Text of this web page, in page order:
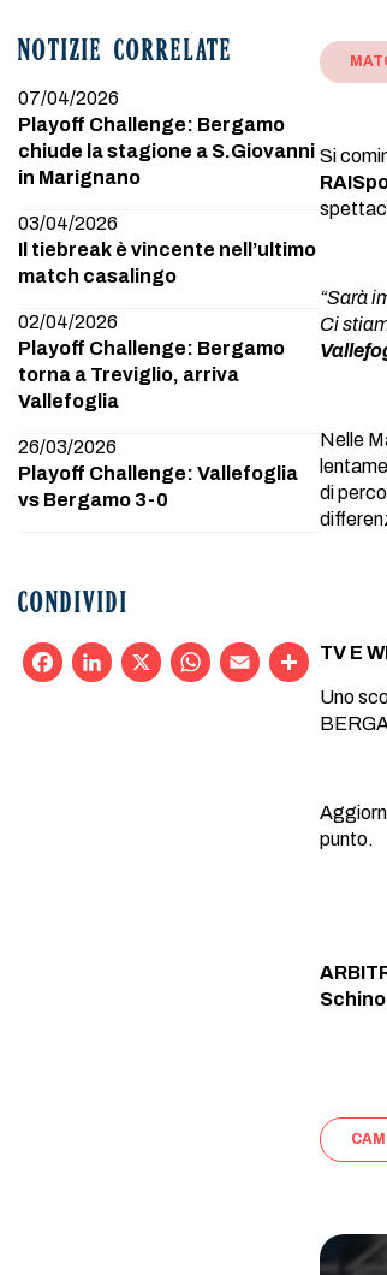
NOTIZIE CORRELATE
07/04/2026
Playoff Challenge: Bergamo
chiude la stagione a S.Giovanni
in Marignano
03/04/2026
Il tiebreak è vincente nell’ultimo
match casalingo
02/04/2026
Playoff Challenge: Bergamo
torna a Treviglio, arriva
Vallefoglia
26/03/2026
Playoff Challenge: Vallefoglia
vs Bergamo 3-0
CONDIVIDI
Condividi
Si
“Sarà
Ci
Nelle
di
TV E
Uno
punto.
Schino